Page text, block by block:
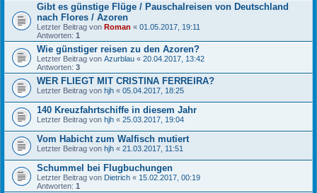
Gibt es günstige Flüge / Pauschalreisen von Deutschland
nach Flores / Azoren
Letzter Beitrag von Roman « 01.05.2017, 19:11
Antworten: 1
Wie günstiger reisen zu den Azoren?
Letzter Beitrag von Azurblau « 20.04.2017, 13:42
Antworten: 3
WER FLIEGT MIT CRISTINA FERREIRA?
Letzter Beitrag von hjh « 05.04.2017, 18:25
140 Kreuzfahrtschiffe in diesem Jahr
Letzter Beitrag von hjh « 25.03.2017, 19:04
Vom Habicht zum Walfisch mutiert
Letzter Beitrag von hjh « 21.03.2017, 11:51
Schummel bei Flugbuchungen
Letzter Beitrag von Dietrich « 15.02.2017, 00:19
Antworten: 1